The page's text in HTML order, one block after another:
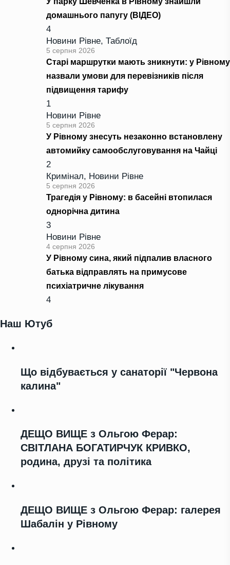
домашнього папугу (ВІДЕО)
4
Новини Рівне, Таблоїд
5 серпня 2026
Старі маршрутки мають зникнути: у Рівному
назвали умови для перевізників після
підвищення тарифу
1
Новини Рівне
5 серпня 2026
У Рівному знесуть незаконно встановлену
автомийку самообслуговування на Чайці
2
Кримінал, Новини Рівне
5 серпня 2026
Трагедія у Рівному: в басейні втопилася
однорічна дитина
3
Новини Рівне
4 серпня 2026
У Рівному сина, який підпалив власного
батька відправлять на примусове
психіатричне лікування
4
Наш Ютуб
Що відбувається у санаторії "Червона
калина"
ДЕЩО ВИЩЕ з Ольгою Ферар:
СВІТЛАНА БОГАТИРЧУК КРИВКО,
родина, друзі та політика
ДЕЩО ВИЩЕ з Ольгою Ферар: галерея
Шабалін у Рівному